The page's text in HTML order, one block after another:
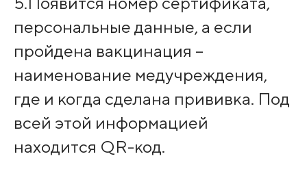
персональные данные, а если
пройдена вакцинация –
наименование медучреждения,
где и когда сделана прививка. Под
всей этой информацией
находится QR-код.